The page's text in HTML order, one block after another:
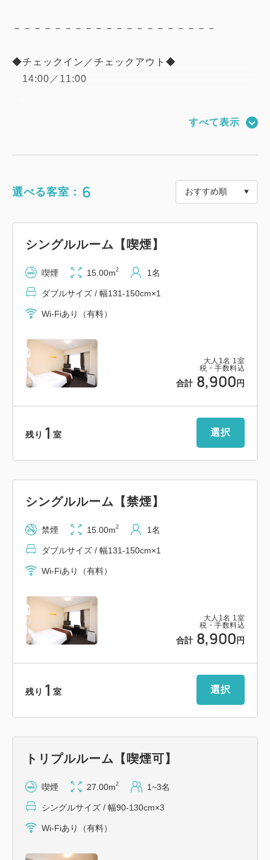
－－－－－－－－－－－－－－－－－－－－
◆チェックイン／チェックアウト◆
14:00／11:00
・無料Wi-fi＆高速インターネット回線（100Mbps・
・インターホン(フロント連絡用)
フェイスタオル／バスタオル／コンディショナー／
シャンプー／ボディソープ／
フェイス・ハンドソープ／シューシャインペーパー
／お茶セット／消臭剤
※歯ブラシ、カミソリ、綿棒、ボディスポンジ、ヘ
またナイトウェアは各階のエレベーターホールに
ご用意しております。
・1階にビジネスコナー(無料パソコン有り）
・飲料自動販売機（ソフトドリンク）
・男女別コインランドリー（洗剤自動投入式洗濯機・
◆朝食◆
品数豊富な和洋バイキングをご用意しております。
お申込みいただけます。
2階 朝食会場 6：30～10：00（最終入場9：
30）
機械式駐車場 13台分 先着順
2,000円／1泊（13：30～翌日11：30）
横幅･･･1.85m以下
重量･･･2,300kg以下
最低車高･･･12cm以上
＜電車＞
すべて表示
選べる客室： 6
大人 1 名 1 室
税・手数料込
合計 8,900 円
シングルルーム【喫煙】
喫煙 15.00m2 1名
ダブルサイズ / 幅131-150cm×1
Wi-Fiあり（有料）
残り 1 室 選択
大人 1 名 1 室
税・手数料込
合計 8,900 円
シングルルーム【禁煙】
禁煙 15.00m2 1名
ダブルサイズ / 幅131-150cm×1
Wi-Fiあり（有料）
残り 1 室 選択
トリプルルーム【喫煙可】
喫煙 27.00m2 1~3名
シングルサイズ / 幅90-130cm×3
Wi-Fiあり（有料）